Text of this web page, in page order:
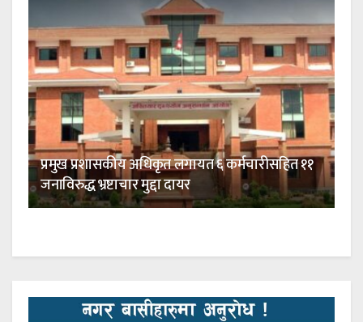
प्रमुख प्रशासकीय अधिकृत लगायत ६ कर्मचारीसहित ११
जनाविरुद्ध भ्रष्टाचार मुद्दा दायर